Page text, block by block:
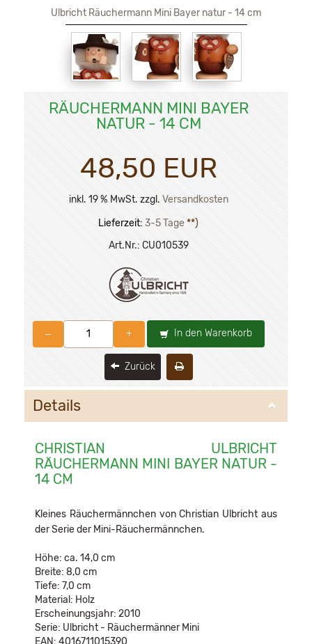
Ulbricht Räuchermann Mini Bayer natur - 14 cm
RÄUCHERMANN MINI BAYER
NATUR - 14 CM
48,50 EUR
inkl. 19 % MwSt. zzgl. Versandkosten
Lieferzeit: 3-5 Tage **)
Art.Nr.: CU010539
– + In den Warenkorb
Zurück
Details
CHRISTIAN ULBRICHT
RÄUCHERMANN MINI BAYER NATUR -
14 CM
Kleines Räuchermännchen von Christian Ulbricht aus
der Serie der Mini-Räuchermännchen.
Höhe: ca. 14,0 cm
Breite: 8,0 cm
Tiefe: 7,0 cm
Material: Holz
Erscheinungsjahr: 2010
Serie: Ulbricht - Räuchermänner Mini
EAN: 4016711015390